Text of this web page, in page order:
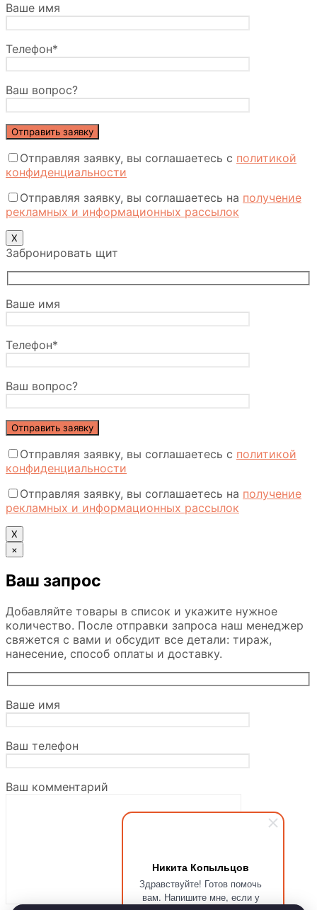
Никита Копыльцов
Здравствуйте! Готов помочь
вам. Напишите мне, если у
Ваше имя
Телефон*
Ваш вопрос?
Отправляя заявку, вы соглашаетесь с политикой
конфиденциальности
Отправляя заявку, вы соглашаетесь на получение
рекламных и информационных рассылок
Х
Забронировать щит
Ваше имя
Телефон*
Ваш вопрос?
Отправляя заявку, вы соглашаетесь с политикой
конфиденциальности
Отправляя заявку, вы соглашаетесь на получение
рекламных и информационных рассылок
Х
×
Ваш запрос
Добавляйте товары в список и укажите нужное
количество. После отправки запроса наш менеджер
свяжется с вами и обсудит все детали: тираж,
нанесение, способ оплаты и доставку.
Ваше имя
Ваш телефон
Ваш комментарий